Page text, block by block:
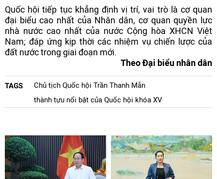
Quốc hội tiếp tục khẳng định vị trí, vai trò là cơ quan
đại biểu cao nhất của Nhân dân, cơ quan quyền lực
nhà nước cao nhất của nước Cộng hòa XHCN Việt
Nam; đáp ứng kịp thời các nhiệm vụ chiến lược của
đất nước trong giai đoạn mới.
Theo Đại biểu nhân dân
TAGS
Chủ tịch Quốc hội Trần Thanh Mẫn
thành tựu nổi bật của Quốc hội khóa XV